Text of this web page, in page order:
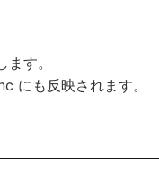
す。
にも反映されます。